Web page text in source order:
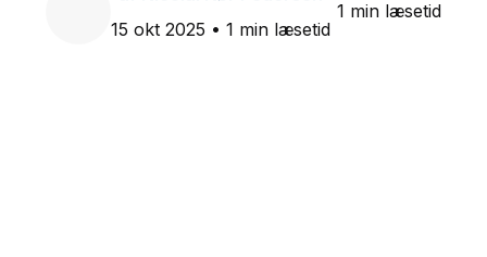
15 okt 2025 • 1 min læsetid
1 min læsetid